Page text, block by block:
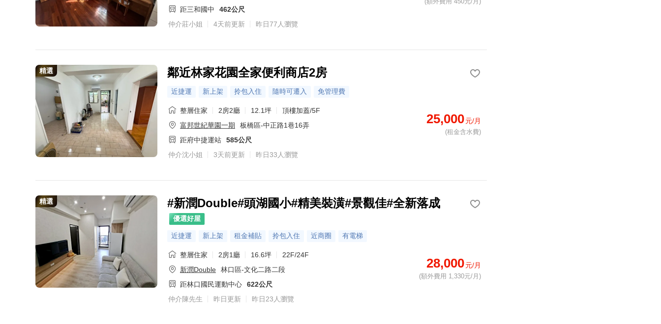
距三和國中
462公尺
仲介莊小姐
4天前更新 昨日77人瀏覽
精選 鄰近林家花園全家便利商店2房
近捷運 新上架 拎包入住 隨時可遷入 免管理費
整層住家 2房2廳 12.1坪
頂樓加蓋/5F
富邦世紀華園一期
板橋區-中正路1巷16弄
距府中捷運站
585公尺
仲介沈小姐
3天前更新 昨日33人瀏覽
25,000元/月
(租金含水費)
精選 #新潤Double#頭湖國小#精美裝潢#景觀佳#全新落成
優選好屋
近捷運 新上架 租金補貼 拎包入住 近商圈 有電梯
整層住家 2房1廳 16.6坪
22F/24F
新潤Double
林口區-文化二路二段
距林口國民運動中心
622公尺
仲介陳先生
昨日更新 昨日23人瀏覽
28,000元/月
(額外費用 1,330元/月)